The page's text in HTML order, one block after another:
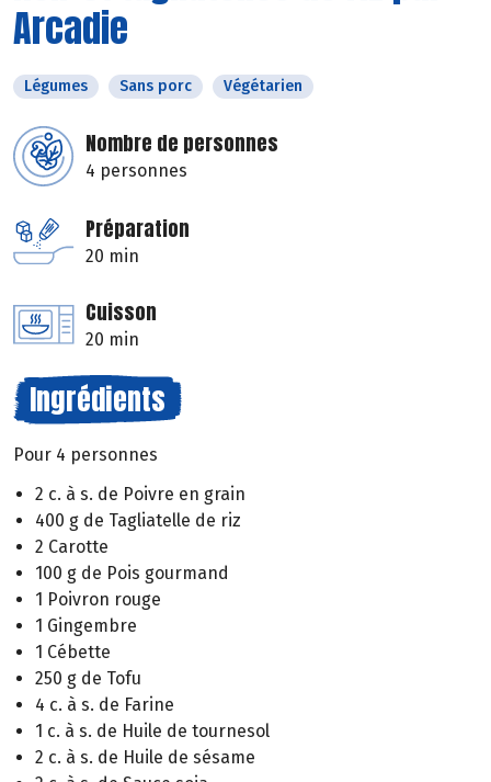
Arcadie
Légumes Sans porc Végétarien
Nombre de personnes
4 personnes
Préparation
20 min
Cuisson
20 min
Ingrédients
Pour 4 personnes
2 c. à s. de Poivre en grain
400 g de Tagliatelle de riz
2 Carotte
100 g de Pois gourmand
1 Poivron rouge
1 Gingembre
1 Cébette
250 g de Tofu
4 c. à s. de Farine
1 c. à s. de Huile de tournesol
2 c. à s. de Huile de sésame